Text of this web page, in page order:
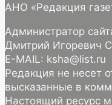
АНО «Редакция
Администратор
Дмитрий Игоревич
E-MAIL: ksha@list.ru
Редакция не несет
высказанные в
Настоящий ресурс